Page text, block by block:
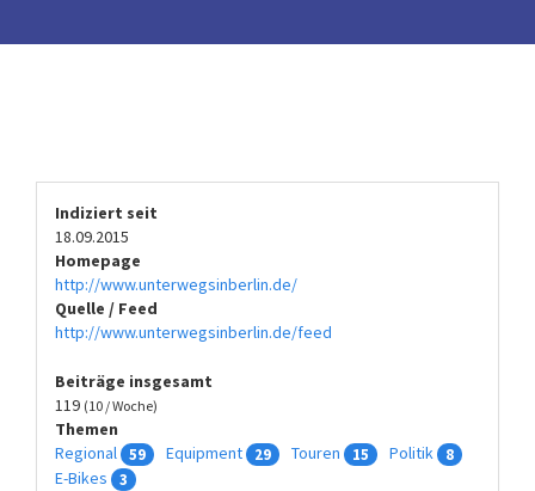
Indiziert seit
18.09.2015
Homepage
http://www.unterwegsinberlin.de/
Quelle / Feed
http://www.unterwegsinberlin.de/feed
Beiträge insgesamt
119 (10 / Woche)
Themen
Regional
59 Equipment 29 Touren 15 Politik 8
E-Bikes 3